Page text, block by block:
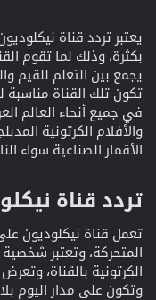
يعتبر تردد قناة
بكثرة، وذلك لما تقوم
يجمع بين التعلم للقيم
تكون تلك القناة مناسبة
في جميع أنحاء العالم
والأفلام الكرتونية
الأقمار الصناعية سواء
تردد قناة
تعمل قناة نيكلوديون
المتحركة، وتعتبر
الكرتونية بالقناة،
وتكون على مدار اليوم